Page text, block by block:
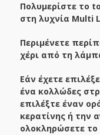
Πολυμερίστε το
στη λυχνία Multi
Περιμένετε
χέρι από τη
Εάν έχετε
ένα κολλώδες
επιλέξτε έναν
κερατίνης ή την
ολοκληρώσετε